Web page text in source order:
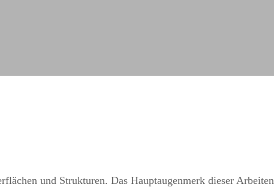
und Strukturen. Das Hauptaugenmerk dieser